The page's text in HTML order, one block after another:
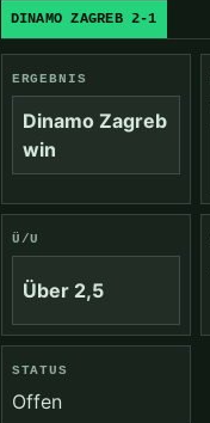
DINAMO ZAGREB 2-1
ERGEBNIS
Dinamo Zagreb
win
Ü/U
Über 2,5
STATUS
Offen